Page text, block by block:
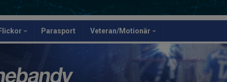
Parasport Veteran/Motionär